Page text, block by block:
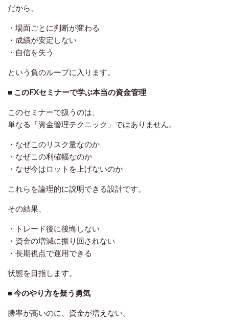
だから、
・場面ごとに判断が変わる
・成績が安定しない
・自信を失う
という負のループに入ります。
■ このFXセミナーで学ぶ本当の資金管理
このセミナーで扱うのは、
単なる「資金管理テクニック」ではありません。
・なぜこのリスク量なのか
・なぜこの利確幅なのか
・なぜ今はロットを上げないのか
これらを論理的に説明できる設計です。
その結果、
・トレード後に後悔しない
・資金の増減に振り回されない
・長期視点で運用できる
状態を目指します。
■ 今のやり方を疑う勇気
勝率が高いのに、資金が増えない。